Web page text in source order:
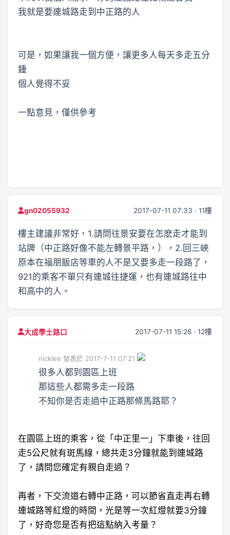
我就是要連城路走到中正路的人
可是，如果讓我一個方便，讓更多人每天多走五分
鍾
個人覺得不妥
一點意見，僅供參考
gn02055932 2017-07-11 07:33 · 11樓
樓主建議非常好，1.請問往景安要在怎麽走才能到
站牌（中正路好像不能左轉景平路，），2.回三峽
原本在福朋飯店等車的人不是又要多走一段路了，
921的乘客不單只有連城往捷運，也有連城路往中
和高中的人。
大成學士路口 2017-07-11 15:26 · 12樓
nicklee 發表於 2017-7-11 07:21
很多人都到園區上班
那這些人都需多走一段路
不知你是否走過中正路那條馬路耶？
在園區上班的乘客，從「中正里一」下車後，往回
走5公尺就有斑馬線，總共走3分鐘就能到連城路
了，請問您確定有親自走過？
再者，下交流道右轉中正路，可以節省直走再右轉
連城路等紅燈的時間，光是等一次紅燈就要3分鐘
了，好奇您是否有把這點納入考量？